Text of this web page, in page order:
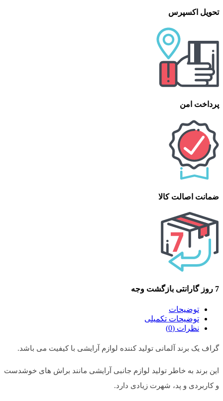
تحویل اکسپرس
پرداخت امن
ضمانت اصالت کالا
7 روز گارانتی بازگشت وجه
توضیحات
توضیحات تکمیلی
نظرات (0)
گراف یک برند آلمانی تولید کننده لوازم آرایشی با کیفیت می باشد.
این برند به خاطر تولید لوازم جانبی آرایشی مانند براش های خوشدست
و کاربردی و پد، شهرت زیادی دارد.